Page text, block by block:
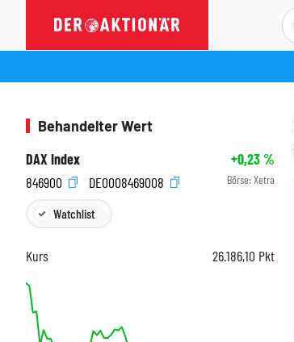
Behandelter Wert
DAX Index
+0,23%
846900
DE0008469008 Börse: Xetra
Watchlist
Kurs 26.186,10 Pkt